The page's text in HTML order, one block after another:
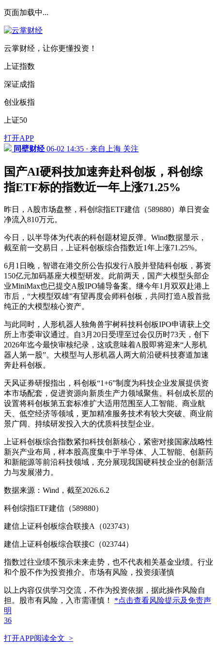
页面加载中...
云掌财经，让你更懂投资！
上证指数
深证成指
创业板指
上证50
打开APP
同壁财经 06-02 14:35 · 来自上海 关注
国产AI硬科技加速奔赴科创板，科创综
指ETF标的指数近一年上涨71.25%
昨日，A股市场盘整，科创综指ETF建信（589880）单日资金
净流入810万元。
今日，以半导体为代表的科创题材迎反弹。Wind数据显示，
截至前一交易日，上证科创板综合指数近1年上涨71.25%。
6月1日晚，智谱在港交所公告拟发行A股并登陆科创板，募资
150亿元加码基座大模型研发。此前两天，国产大模型头部企
业MiniMax也已提交A股IPO辅导备案。继今年1月双双赴港上
市后，“大模型双雄”有望再度会师科创板，共同打造A股首批
纯正的大模型核心资产。
与此同时，人形机器人独角兽宇树科技科创板IPO申请获上交
所上市委审议通过。自3月20日受理至过会仅历时73天，创下
2026年迄今最快审核纪录，这或意味着A股即将迎来“人形机
器人第一股”。大模型与人形机器人两大前沿硬科技赛道加速
奔赴科创板。
天风证券研报指出，科创板“1+6”制度为科技企业发展提供资
本市场配套，促进资源向新质生产力领域聚焦。科创成长层的
设置将科创板第五套标准扩大适用范围至人工智能、商业航
天、低空经济等领域，更加精准服务技术有较大突破、商业前
景广阔、持续研发投入大的优质科技型企业。
上证科创板综合指数紧扣科技创新核心，紧密对接国家战略性
新兴产业布局，样本股高度集中于半导体、人工智能、创新药
和新能源等前沿科技领域，充分展现我国硬科技企业的创新活
力与发展潜力。
数据来源：Wind，截至2026.6.2
科创综指ETF建信（589880）
建信上证科创板综合联接A（023743）
建信上证科创板综合联接C（023744）
指数过往业绩不预示未来走势，也不代表相关基金业绩。行业
和个股不作为投资推介。市场有风险，投资须谨慎
以上内容仅供学习交流，不作为投资依据，据此操作风险自
担。股市有风险，入市需谨慎！ *点击查看风险提示及免责声
明
36
打开APP阅读全文 >